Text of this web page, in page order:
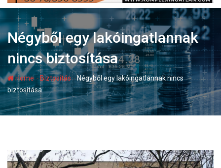
Négyből egy lakóingatlannak
nincs biztosítása
Home-Biztosítás-Négyből egy lakóingatlannak nincs
biztosítása